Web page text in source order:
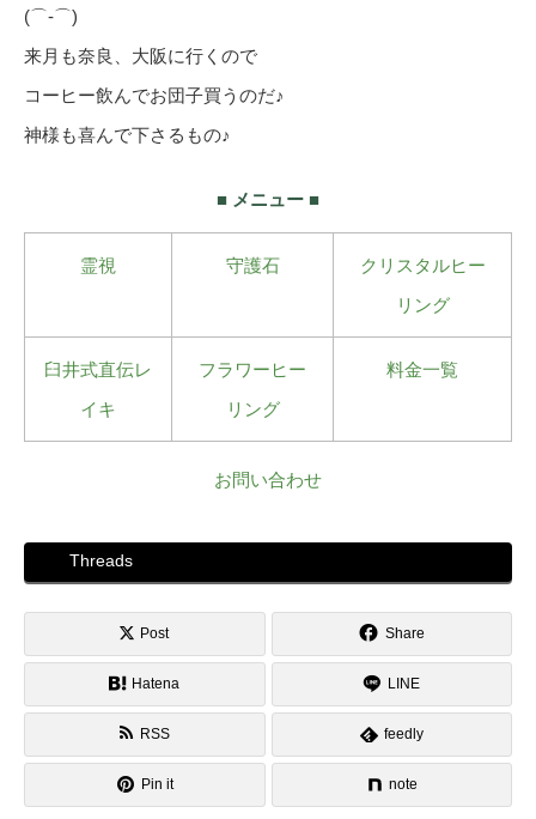
(⌒‐⌒)
来月も奈良、大阪に行くので
コーヒー飲んでお団子買うのだ♪
神様も喜んで下さるもの♪
■ メニュー ■
霊視 守護石
クリスタルヒー
リング
臼井式直伝レ
イキ
フラワーヒー
リング
料金一覧
お問い合わせ
Threads
Post Share
Hatena LINE
RSS feedly
Pin it note